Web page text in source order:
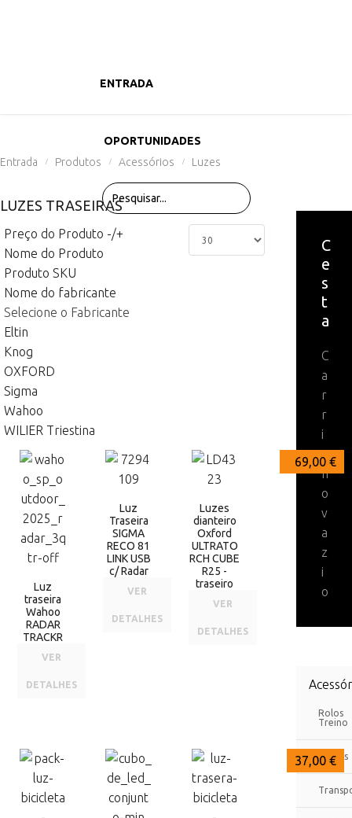
ENTRADA
OPORTUNIDADES
Entrada
/ Produtos / Acessórios / Luzes
LUZES TRASEIRAS
Preço do Produto -/+
Nome do Produto
Produto SKU
Nome do fabricante
Selecione o Fabricante
Eltin
Knog
OXFORD
Sigma
Wahoo
WILIER Triestina
191,00 €
Luz
traseira
Wahoo
RADAR
TRACKR
VER
DETALHES
179,95 €
Luz
Traseira
SIGMA
RECO 81
LINK USB
c/ Radar
VER
DETALHES
69,00 €
Luzes
dianteiro
Oxford
ULTRATO
RCH CUBE
R25 -
traseiro
VER
DETALHES
48,95 €
48,00 €
37,00 €
C
e
s
t
a
C
a
r
r
i
n
h
o
v
a
z
i
o
Rolos
Treino
Bidons